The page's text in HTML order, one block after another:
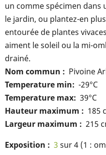
un comme spécimen dans
le jardin, ou plantez-en
entourée de plantes
aiment le soleil ou la mi-
drainé.
Nom commun
Pivoine
Temperature min
-29°C
Temperature max 39°C
Hauteur maximum
185
Largeur maximum
215
Exposition
3 sur 4 (1 :